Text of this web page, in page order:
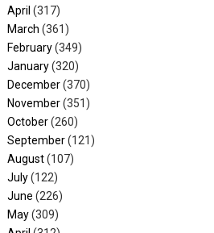
April (317)
March (361)
February(349)
January(320)
December(370)
November(351)
October(260)
September(121)
August(107)
July(122)
June (226)
May(309)